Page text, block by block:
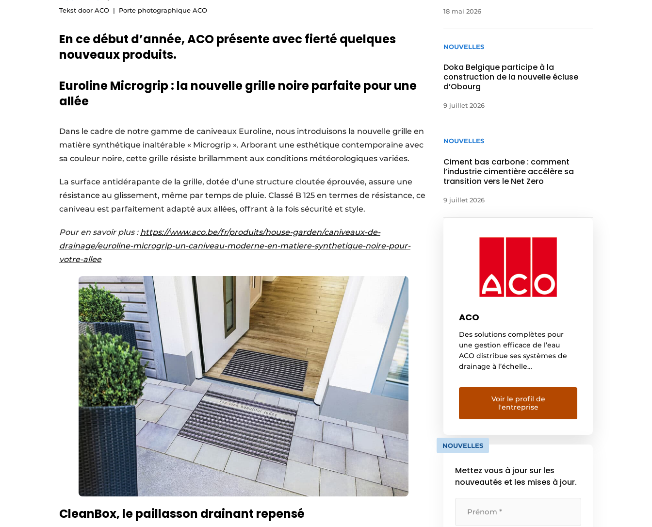
Termes et conditions
Tekst door ACO
Porte photographique ACO
En ce début d’année, ACO présente avec fierté quelques
nouveaux produits.
Euroline Microgrip : la nouvelle grille noire parfaite pour une
allée
Dans le cadre de notre gamme de caniveaux Euroline, nous introduisons la nouvelle grille en
matière synthétique inaltérable « Microgrip ». Arborant une esthétique contemporaine avec
sa couleur noire, cette grille résiste brillamment aux conditions météorologiques variées.
La surface antidérapante de la grille, dotée d’une structure cloutée éprouvée, assure une
résistance au glissement, même par temps de pluie. Classé B 125 en termes de résistance, ce
caniveau est parfaitement adapté aux allées, offrant à la fois sécurité et style.
Pour en savoir plus : https://www.aco.be/fr/produits/house-garden/caniveaux-de-
drainage/euroline-microgrip-un-caniveau-moderne-en-matiere-synthetique-noire-pour-
votre-allee
CleanBox, le paillasson drainant repensé
18 mai 2026
NOUVELLES
Doka Belgique participe à la
construction de la nouvelle écluse
d’Obourg
9 juillet 2026
NOUVELLES
Ciment bas carbone : comment
l’industrie cimentière accélère sa
transition vers le Net Zero
9 juillet 2026
ACO
Des solutions complètes pour
une gestion efficace de l’eau
ACO distribue ses systèmes de
drainage à l’échelle
routes, en passant par les
terrains de sport et les centres
commerciaux. Aujourd’hui, une
gestion efficace et durable de
notre approche intégrée et à nos
solutions complètes, nous
Voir le profil de
l'entreprise
NOUVELLES
Mettez vous à jour sur les
nouveautés et les mises à jour.